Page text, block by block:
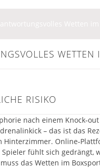
RISIKO
nach einem
– das ist das
fühlt sich gedrängt,
das Wetten im